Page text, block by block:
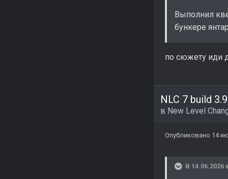
Выполнил
бункере
по сюжету иди
NLC 7 build
в New Level
Опубликовано 14
В 14.06.2026